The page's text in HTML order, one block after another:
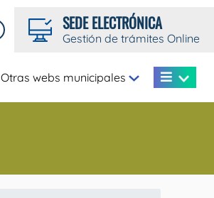
SEDE ELECTRÓNICA
Gestión de trámites Online
Otras webs municipales